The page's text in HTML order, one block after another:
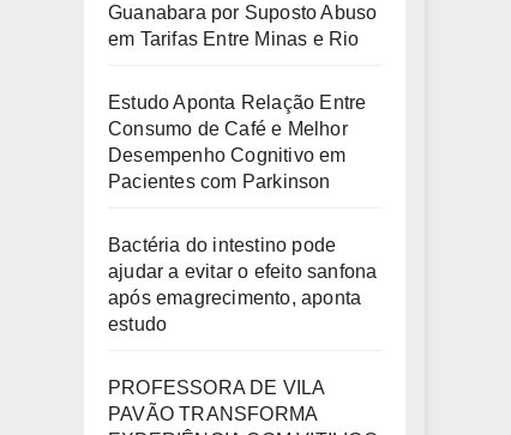
Guanabara por Suposto Abuso
em Tarifas Entre Minas e Rio
Estudo Aponta Relação Entre
Consumo de Café e Melhor
Desempenho Cognitivo em
Pacientes com Parkinson
Bactéria do intestino pode
ajudar a evitar o efeito sanfona
após emagrecimento, aponta
estudo
PROFESSORA DE VILA
PAVÃO TRANSFORMA